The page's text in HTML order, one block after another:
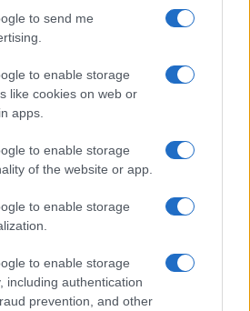
to send me
to enable storage
like cookies on web or
apps.
to enable storage
of the website or app.
to enable storage
to enable storage
including authentication
prevention, and other
SAPIENZA
Leggi i commenti